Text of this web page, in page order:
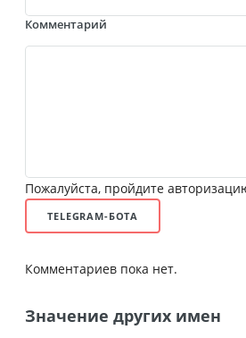
Комментарий
Пожалуйста, пройдите
TELEGRAM-БОТА
Комментариев пока нет.
Значение других имен